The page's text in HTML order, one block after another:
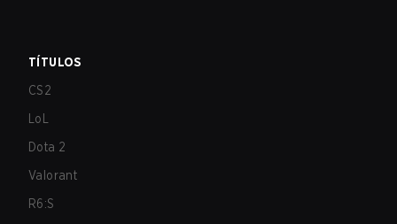
TÍTULOS
CS2
LoL
Dota 2
Valorant
R6:S